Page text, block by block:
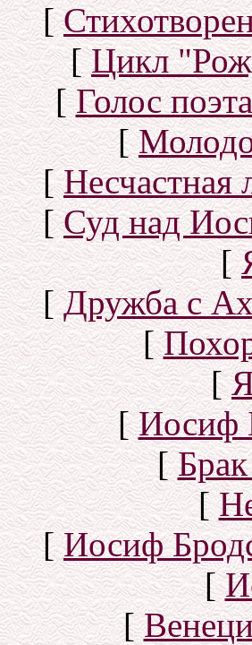
[
[Цикл
[Голос
[
[
[Суд над
[
[Дружба с
[
[
[Иосиф
[
[
[Иосиф
[
[